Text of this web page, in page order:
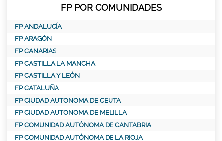
FP POR COMUNIDADES
FP ANDALUCÍA
FP ARAGÓN
FP CANARIAS
FP CASTILLA LA MANCHA
FP CASTILLA Y LEÓN
FP CATALUÑA
FP CIUDAD AUTONOMA DE CEUTA
FP CIUDAD AUTONOMA DE MELILLA
FP COMUNIDAD AUTÓNOMA DE CANTABRIA
FP COMUNIDAD AUTÓNOMA DE LA RIOJA